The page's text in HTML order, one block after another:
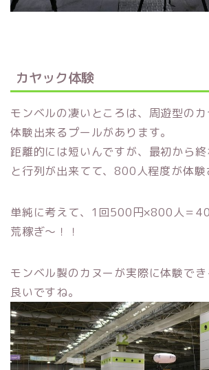
カヤック体験
モンベルの凄いところは、周遊型の
体験出来るプールがあります。
距離的には短いんですが、最初から
と行列が出来てて、800人程度が体験
単純に考えて、1回500円×800人＝
荒稼ぎ～！！
モンベル製のカヌーが実際に体験で
良いですね。